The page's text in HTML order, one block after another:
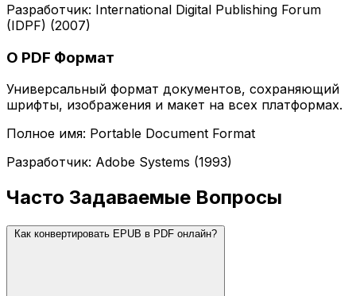
Разработчик: International Digital Publishing Forum
(IDPF) (2007)
О PDF Формат
Универсальный формат документов, сохраняющий
шрифты, изображения и макет на всех платформах.
Полное имя: Portable Document Format
Разработчик: Adobe Systems (1993)
Часто Задаваемые Вопросы
Как конвертировать EPUB в PDF онлайн?